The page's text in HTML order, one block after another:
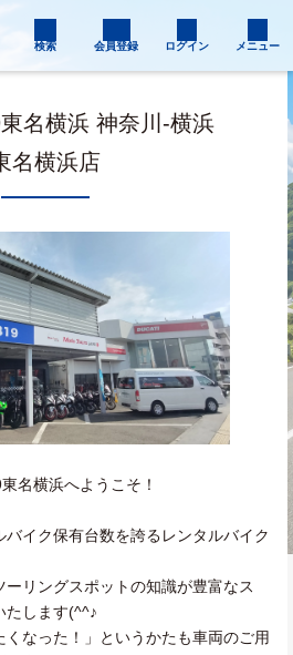
検索 会員登録 ログイン メニュー
名横浜 神奈川-横浜
名横浜店
名横浜へようこそ！
イク保有台数を誇るレンタルバイク
リングスポットの知識が豊富なス
たします(^^♪
くなった！」というかたも車両のご用